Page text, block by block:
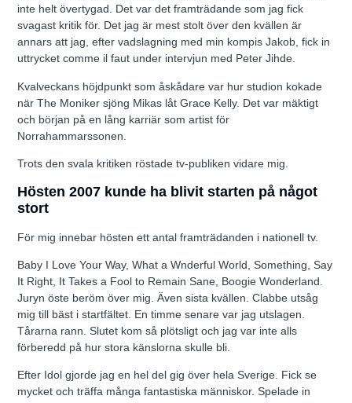
inte helt övertygad. Det var det framträdande som jag fick
svagast kritik för. Det jag är mest stolt över den kvällen är
annars att jag, efter vadslagning med min kompis Jakob, fick in
uttrycket comme il faut under intervjun med Peter Jihde.
Kvalveckans höjdpunkt som åskådare var hur studion kokade
när The Moniker sjöng Mikas låt Grace Kelly. Det var mäktigt
och början på en lång karriär som artist för
Norrahammarssonen.
Trots den svala kritiken röstade tv-publiken vidare mig.
Hösten 2007 kunde ha blivit starten på något
stort
För mig innebar hösten ett antal framträdanden i nationell tv.
Baby I Love Your Way, What a Wnderful World, Something, Say
It Right, It Takes a Fool to Remain Sane, Boogie Wonderland.
Juryn öste beröm över mig. Även sista kvällen. Clabbe utsåg
mig till bäst i startfältet. En timme senare var jag utslagen.
Tårarna rann. Slutet kom så plötsligt och jag var inte alls
förberedd på hur stora känslorna skulle bli.
Efter Idol gjorde jag en hel del gig över hela Sverige. Fick se
mycket och träffa många fantastiska människor. Spelade in